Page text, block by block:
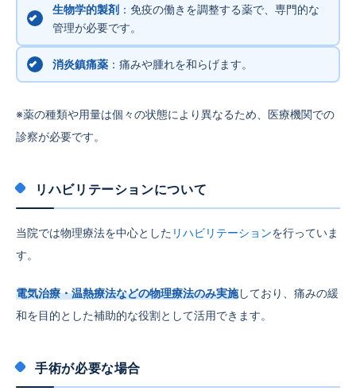
生物学的製剤：免疫の働きを調整する薬で、専門的な
管理が必要です。
消炎鎮痛薬：痛みや腫れを和らげます。
※薬の種類や用量は個々の状態により異なるため、医療機関での
診察が必要です。
リハビリテーションについて
当院では物理療法を中心とした リハビリテーションを行っていま
す。
電気治療・温熱療法などの物理療法のみ実施しており、痛みの緩
和を目的とした補助的な役割として活用できます。
手術が必要な場合